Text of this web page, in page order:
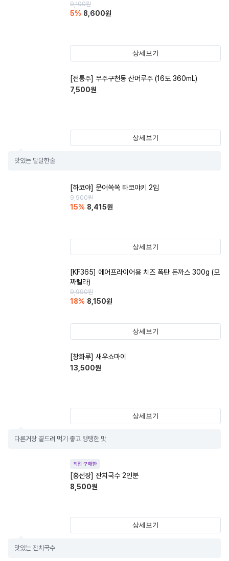
9,100원
5% 8,600원
상세보기
[전통주] 무주구천동 산머루주 (16도 360mL)
7,500원
상세보기
맛있는 달달한술
[하코야] 문어쏙쏙 타코야키 2입
9,900원
15% 8,415원
상세보기
[KF365] 에어프라이어용 치즈 폭탄 돈까스 300g (모
짜렐라)
9,990원
18% 8,150원
상세보기
[창화루] 새우쇼마이
13,500원
상세보기
다른거랑 곁드려 먹기 좋고 탱탱한 맛
직접 구매한
[홍선장] 잔치국수 2인분
8,500원
상세보기
맛있는 잔치국수